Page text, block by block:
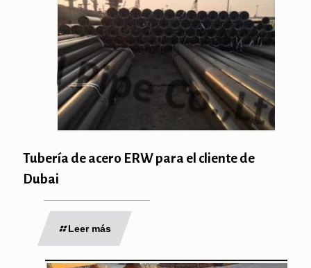
Tubería de acero ERW para el cliente de
Dubai
Leer más